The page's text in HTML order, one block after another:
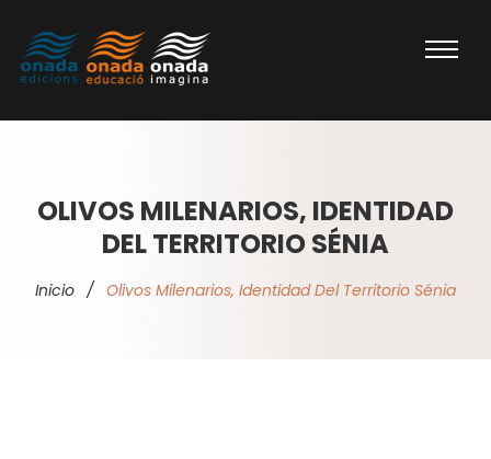
OLIVOS MILENARIOS, IDENTIDAD
DEL TERRITORIO SÉNIA
Inicio / Olivos Milenarios, Identidad Del Territorio Sénia